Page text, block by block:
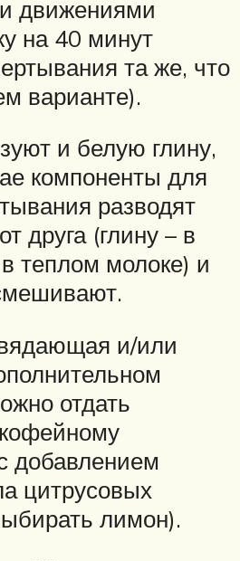
движениями
на 40 минут
та же, что
варианте).
и белую глину,
компоненты для
разводят
друга (глину – в
теплом молоке) и
и/или
отдать
добавлением
цитрусовых
лимон).